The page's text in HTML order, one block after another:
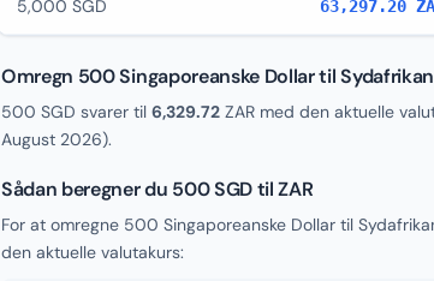
5,000 SGD 63,297.20
Omregn 500 Singaporeanske Dollar til
500 SGD svarer til 6,329.72 ZAR med den aktuelle
August 2026).
Sådan beregner du 500 SGD til ZAR
For at omregne 500 Singaporeanske Dollar til
den aktuelle valutakurs: